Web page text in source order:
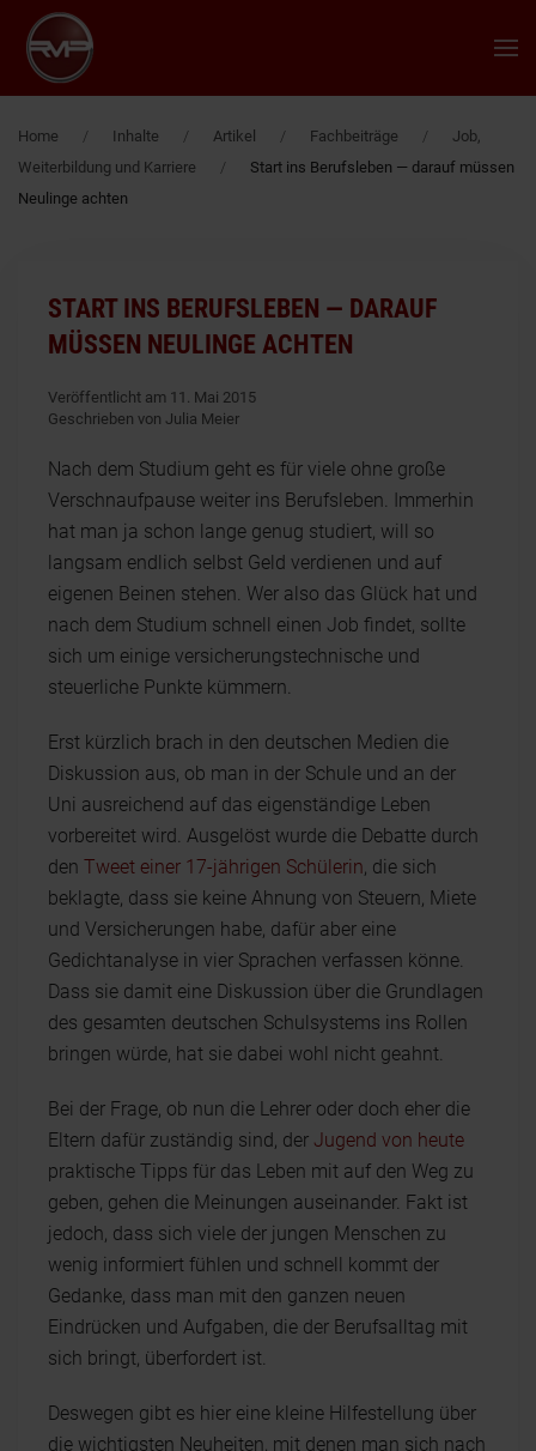
Zum Hauptinhalt springen
Home Inhalte Artikel Fachbeiträge
Job,
Weiterbildung und Karriere
Start ins Berufsleben — darauf müssen
Neulinge achten
START INS BERUFSLEBEN — DARAUF
MÜSSEN NEULINGE ACHTEN
Veröffentlicht am 11. Mai 2015
Geschrieben von Julia Meier
Nach dem Studium geht es für viele ohne große
Verschnaufpause weiter ins Berufsleben. Immerhin
hat man ja schon lange genug studiert, will so
langsam endlich selbst Geld verdienen und auf
eigenen Beinen stehen. Wer also das Glück hat und
nach dem Studium schnell einen Job findet, sollte
sich um einige versicherungstechnische und
steuerliche Punkte kümmern.
Erst kürzlich brach in den deutschen Medien die
Diskussion aus, ob man in der Schule und an der
Uni ausreichend auf das eigenständige Leben
vorbereitet wird. Ausgelöst wurde die Debatte durch
den Tweet einer 17-jährigen Schülerin, die sich
beklagte, dass sie keine Ahnung von Steuern, Miete
und Versicherungen habe, dafür aber eine
Gedichtanalyse in vier Sprachen verfassen könne.
Dass sie damit eine Diskussion über die Grundlagen
des gesamten deutschen Schulsystems ins Rollen
bringen würde, hat sie dabei wohl nicht geahnt.
Bei der Frage, ob nun die Lehrer oder doch eher die
Eltern dafür zuständig sind, der Jugend von heute
praktische Tipps für das Leben mit auf den Weg zu
geben, gehen die Meinungen auseinander. Fakt ist
jedoch, dass sich viele der jungen Menschen zu
wenig informiert fühlen und schnell kommt der
Gedanke, dass man mit den ganzen neuen
Eindrücken und Aufgaben, die der Berufsalltag mit
sich bringt, überfordert ist.
Deswegen gibt es hier eine kleine Hilfestellung über
die wichtigsten Neuheiten, mit denen man sich nach